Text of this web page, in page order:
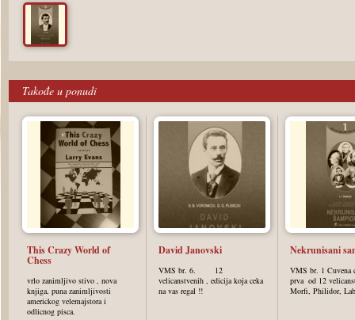
Takođe u ponudi
This Crazy World of
Chess
vrlo zanimljivo stivo , nova
knjiga, puna zanimljivosti
americkog velemajstora i
odlicnog pisca.
David Janovski
VMS br. 6. 12
velicanstvenih , edicija koja ceka
na vas regal !!
Nekrunisani
VMS br. 1 Cuvena
prva od 12
Morfi, Philidor,